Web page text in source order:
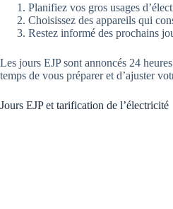
Planifiez vos gros usages
Choisissez des appareils qui
Restez informé des prochains
Les jours EJP sont annoncés 24
temps de vous préparer et d’ajuster
Jours EJP et tarification de l’électricité